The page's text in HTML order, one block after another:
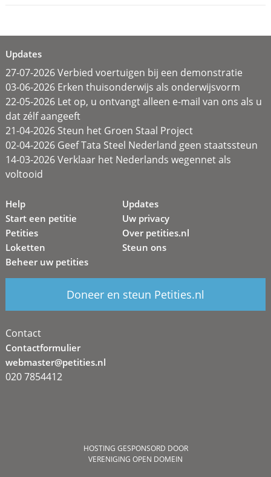
Updates
27-07-2026 Verbied voertuigen bij een demonstratie
03-06-2026 Erken thuisonderwijs als onderwijsvorm
22-05-2026 Let op, u ontvangt alleen e-mail van ons als u
dat zélf aangeeft
21-04-2026 Steun het Groen Staal Project
02-04-2026 Geef Tata Steel Nederland geen staatssteun
14-03-2026 Verklaar het Nederlands wegennet als
voltooid
Help
Start een petitie
Petities
Loketten
Beheer uw petities
Updates
Uw privacy
Over petities.nl
Steun ons
Doneer en steun Petities.nl
Contact
Contactformulier
webmaster@petities.nl
020 7854412
HOSTING GESPONSORD DOOR
VERENIGING OPEN DOMEIN